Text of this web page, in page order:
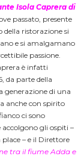
Isola Caprera di
passato, presente
della ristorazione si
e si amalgamano
passione.
è infatti
da parte della
generazione di una
anche con spirito
ci sono
accolgono gli ospiti –
place – e il Direttore
tra il fiume Adda e